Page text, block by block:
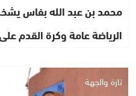
محمد بن عبد الله بفاس
الرياضة عامة وكرة القدم
تازة والجهة